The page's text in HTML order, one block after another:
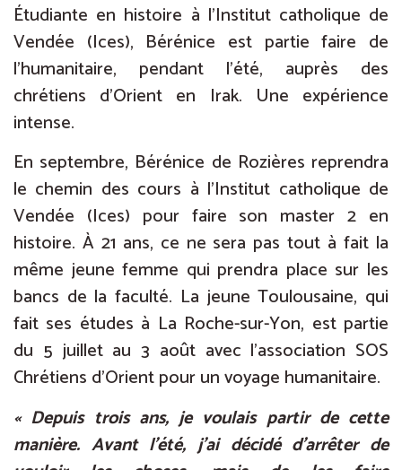
Étudiante en histoire à l’Institut catholique de
Vendée (Ices), Bérénice est partie faire de
l’humanitaire, pendant l’été, auprès des
chrétiens d’Orient en Irak. Une expérience
intense.
En septembre, Bérénice de Rozières reprendra
le chemin des cours à l’Institut catholique de
Vendée (Ices) pour faire son master 2 en
histoire. À 21 ans, ce ne sera pas tout à fait la
même jeune femme qui prendra place sur les
bancs de la faculté. La jeune Toulousaine, qui
fait ses études à La Roche-sur-Yon, est partie
du 5 juillet au 3 août avec l’association SOS
Chrétiens d’Orient pour un voyage humanitaire.
« Depuis trois ans, je voulais partir de cette
manière. Avant l’été, j’ai décidé d’arrêter de